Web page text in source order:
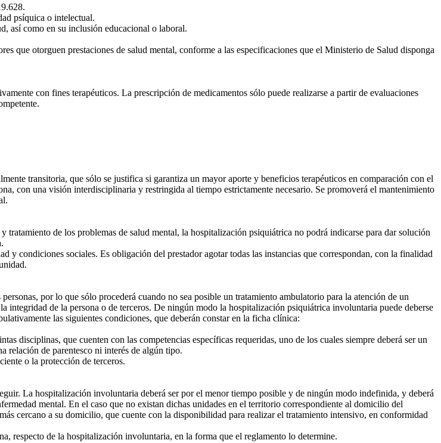
psíquica o intelectual.
así como en su inclusión educacional o laboral.
que otorguen prestaciones de salud mental, conforme a las especificaciones que el Ministerio de Salud disponga
con fines terapéuticos. La prescripción de medicamentos sólo puede realizarse a partir de evaluaciones
transitoria, que sólo se justifica si garantiza un mayor aporte y beneficios terapéuticos en comparación con el
con una visión interdisciplinaria y restringida al tiempo estrictamente necesario. Se promoverá el mantenimiento
de los problemas de salud mental, la hospitalización psiquiátrica no podrá indicarse para dar solución
condiciones sociales. Es obligación del prestador agotar todas las instancias que correspondan, con la finalidad
por lo que sólo procederá cuando no sea posible un tratamiento ambulatorio para la atención de un
de la persona o de terceros. De ningún modo la hospitalización psiquiátrica involuntaria puede deberse
las siguientes condiciones, que deberán constar en la ficha clínica:
disciplinas, que cuenten con las competencias específicas requeridas, uno de los cuales siempre deberá ser un
relación de parentesco ni interés de algún tipo.
o la protección de terceros.
La hospitalización involuntaria deberá ser por el menor tiempo posible y de ningún modo indefinida, y deberá
mental. En el caso que no existan dichas unidades en el territorio correspondiente al domicilio del
cercano a su domicilio, que cuente con la disponibilidad para realizar el tratamiento intensivo, en conformidad
respecto de la hospitalización involuntaria, en la forma que el reglamento lo determine.